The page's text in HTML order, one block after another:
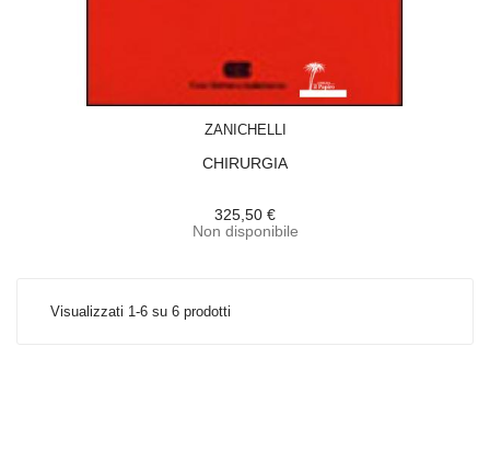
ZANICHELLI
CHIRURGIA
325,50 €
Non disponibile
Visualizzati 1-6 su 6 prodotti